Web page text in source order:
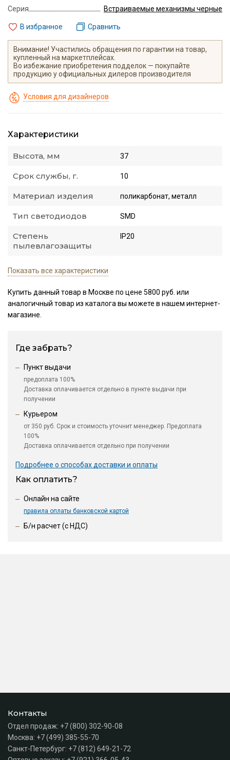
Серия
Встраиваемые механизмы черные
В избранное Сравнить
Внимание! Участились обращения по гарантии на товар,
купленный на маркетплейсах.
Во избежание приобретения подделок — покупайте
продукцию у официальных дилеров производителя
Условия для дизайнеров
Характеристики
Высота, мм 37
Срок службы, г. 10
Материал изделия поликарбонат, металл
Тип светодиодов SMD
Степень
пылевлагозащиты
IP20
Показать все характеристики
Купить данный товар в Москве по цене 5800 руб. или
аналогичный товар из каталогавы можете в нашем интернет-
магазине.
Где забрать?
Пункт выдачи
предоплата 100%
Доставка оплачивается отдельно в пункте выдачи при
получении
Курьером
от 350 руб. Срок и стоимость уточнит менеджер. Предоплата
100%
Доставка оплачивается отдельно при получении
Подробнее о способах доставки и оплаты
Как оплатить?
Онлайн на сайте
правила оплаты банковской картой
Б/н расчет (c НДС)
Контакты
Отдел продаж: +7 (800) 302-90-08
Москва: +7 (499) 385-55-70
Санкт-Петербург: +7 (812) 649-21-72